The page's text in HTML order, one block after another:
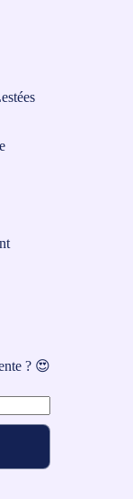
? 😍